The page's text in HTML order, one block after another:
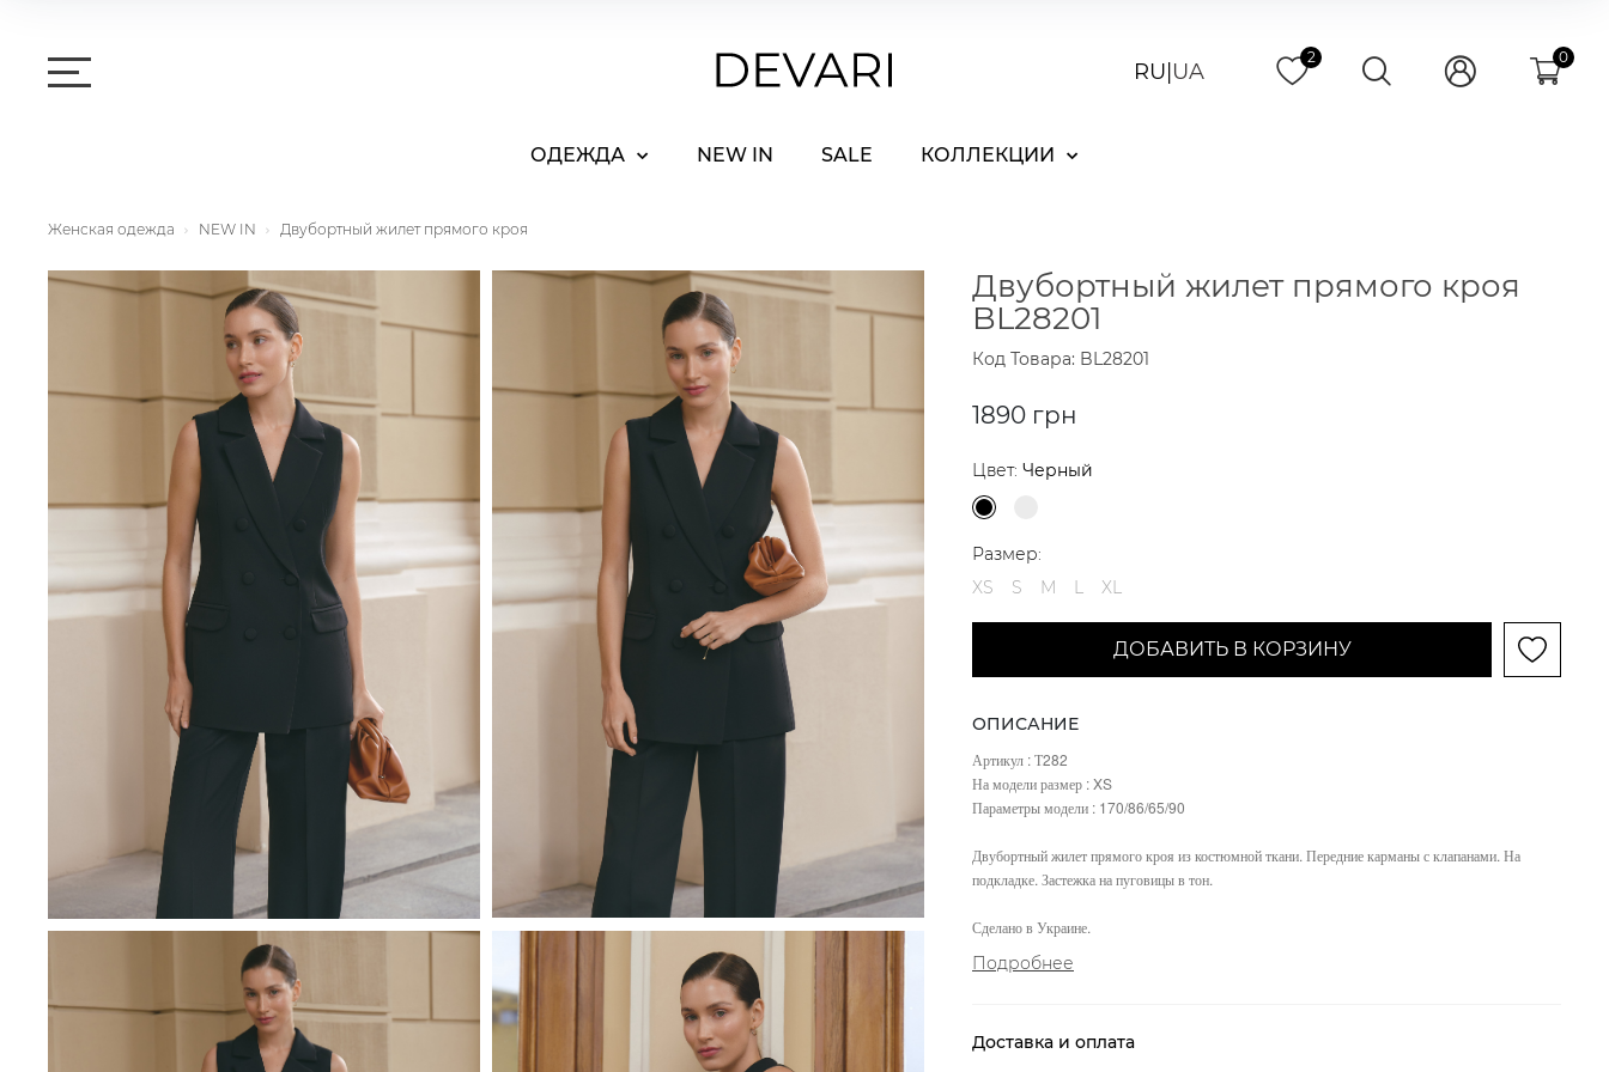
RU UA
2 0
ОДЕЖДА NEW IN SALE КОЛЛЕКЦИИ
Женская одежда NEW IN Двубортный жилет прямого кроя
Двубортный жилет прямого кроя
BL28201
Код Товара: BL28201
1890 грн
Цвет: Черный
Размер:
XS
S M L XL
ДОБАВИТЬ В КОРЗИНУ
ОПИСАНИЕ
Артикул : Т282
На модели размер : XS
Параметры модели : 170/86/65/90
Двубортный жилет прямого кроя из костюмной ткани. Передние карманы с клапанами. На
подкладке. Застежка на пуговицы в тон.
Сделано в Украине.
Подробнее
Доставка и оплата